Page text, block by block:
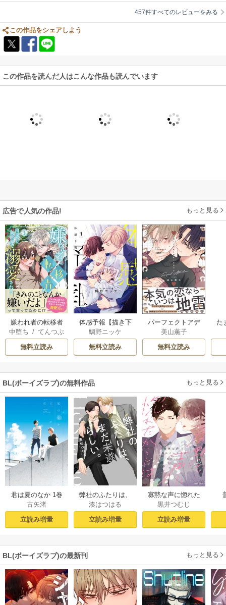
爽やかソフトなお話が好きな方には、ぜひオススメ！
ガッツリ濃いBLを求める方には、向かないかも。
〈描き下ろし＋各巻シーモア限定1p付〉
1巻：風邪4p＋寝たふり1p。
3巻：欲張り5p＋電子限定水族館写真1p＋密かな努力1p。
457件すべてのレビューをみる
この作品をシェアしよう
この作品を読んだ人はこんな作品も読んでいます
広告で人気の作品! もっと見る
嫌われ者の転移者
は、出戻った異世
界で溺愛される
中堕ち /てんつぶ
無料立読み
体感予報【描き下
ろしおまけ付き特
装版】
鯛野ニッケ
無料立読み
パーフェクトアデ
ィクション
美山薫子
無料立読み
た
BL(ボーイズラブ)の無料作品 もっと見る
君は夏のなか 1巻
古矢渚
立読み増量
弊社のふたりは、
まだ未遂らしい。
１【コミックシー
モア限定描き下ろ
湊はつはる
立読み増量
寡黙な声に惚れた
からには【おまけ
付き電子限定版】
黒井つむじ
立読み増量
BL(ボーイズラブ)の最新刊 もっと見る